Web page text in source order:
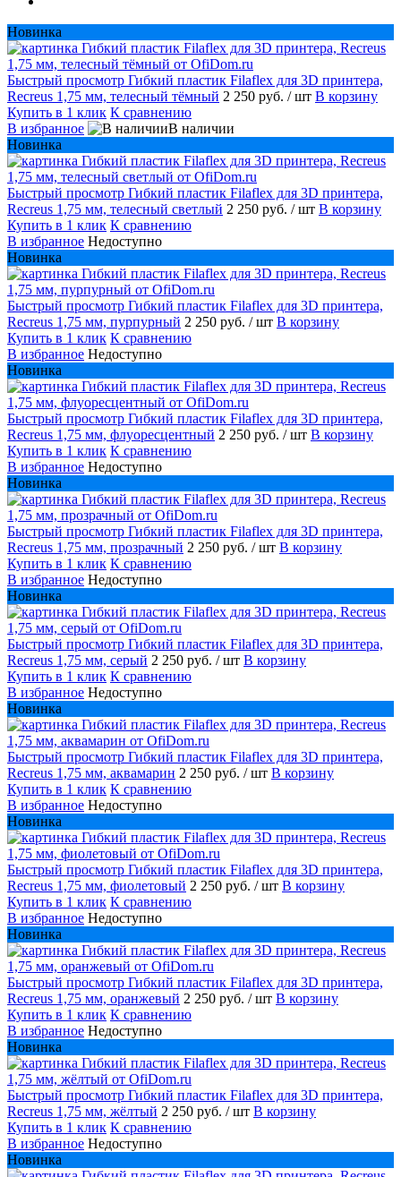
Новинка
Быстрый просмотр Гибкий пластик Filaflex для 3D принтера,
Recreus 1,75 мм, телесный тёмный 2 250 руб. / шт В корзину
Купить в 1 клик К сравнению
В избранное
В наличии
Новинка
Быстрый просмотр Гибкий пластик Filaflex для 3D принтера,
Recreus 1,75 мм, телесный светлый 2 250 руб. / шт В корзину
Купить в 1 клик К сравнению
В избранное Недоступно
Новинка
Быстрый просмотр Гибкий пластик Filaflex для 3D принтера,
Recreus 1,75 мм, пурпурный 2 250 руб. / шт В корзину
Купить в 1 клик К сравнению
В избранное Недоступно
Новинка
Быстрый просмотр Гибкий пластик Filaflex для 3D принтера,
Recreus 1,75 мм, флуоресцентный 2 250 руб. / шт В корзину
Купить в 1 клик К сравнению
В избранное Недоступно
Новинка
Быстрый просмотр Гибкий пластик Filaflex для 3D принтера,
Recreus 1,75 мм, прозрачный 2 250 руб. / шт В корзину
Купить в 1 клик К сравнению
В избранное Недоступно
Новинка
Быстрый просмотр Гибкий пластик Filaflex для 3D принтера,
Recreus 1,75 мм, серый 2 250 руб. / шт В корзину
Купить в 1 клик К сравнению
В избранное Недоступно
Новинка
Быстрый просмотр Гибкий пластик Filaflex для 3D принтера,
Recreus 1,75 мм, аквамарин 2 250 руб. / шт В корзину
Купить в 1 клик К сравнению
В избранное Недоступно
Новинка
Быстрый просмотр Гибкий пластик Filaflex для 3D принтера,
Recreus 1,75 мм, фиолетовый 2 250 руб. / шт В корзину
Купить в 1 клик К сравнению
В избранное Недоступно
Новинка
Быстрый просмотр Гибкий пластик Filaflex для 3D принтера,
Recreus 1,75 мм, оранжевый 2 250 руб. / шт В корзину
Купить в 1 клик К сравнению
В избранное Недоступно
Новинка
Быстрый просмотр Гибкий пластик Filaflex для 3D принтера,
Recreus 1,75 мм, жёлтый 2 250 руб. / шт В корзину
Купить в 1 клик К сравнению
В избранное Недоступно
Новинка